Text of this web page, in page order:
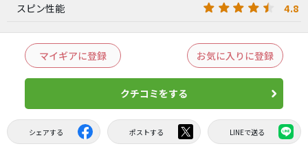
スピン性能 4.8
マイギアに登録 お気に入りに登録
クチコミをする
シェアする ポストする LINEで送る